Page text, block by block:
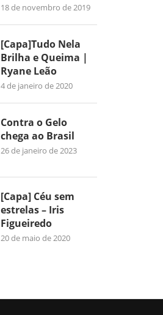
18 de novembro de 2019
[Capa]Tudo Nela
Brilha e Queima |
Ryane Leão
4 de janeiro de 2020
Contra o Gelo
chega ao Brasil
26 de janeiro de 2023
[Capa] Céu sem
estrelas – Iris
Figueiredo
20 de maio de 2020